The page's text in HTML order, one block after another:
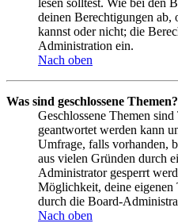
deinen Berechtigungen ab,
kannst oder nicht; die
Administration ein.
Nach oben
Was sind geschlossene Themen?
Geschlossene Themen
geantwortet werden kann
Umfrage, falls vorhanden,
aus vielen Gründen durch
Administrator gesperrt
Möglichkeit, deine eigenen
durch die Board-
Nach oben